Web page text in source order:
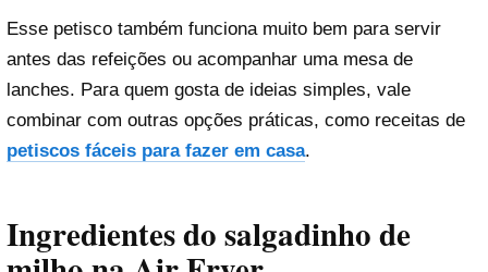
Esse petisco também funciona muito bem para servir
antes das refeições ou acompanhar uma mesa de
lanches. Para quem gosta de ideias simples, vale
combinar com outras opções práticas, como receitas de
petiscos fáceis para fazer em casa.
Ingredientes do salgadinho de